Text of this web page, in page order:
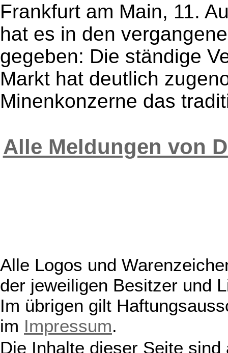
Frankfurt am Main, 11.
hat es in den
gegeben: Die ständige
Markt hat deutlich
Minenkonzerne das
Alle Meldungen von
Alle Logos und
der jeweiligen Besitzer und
Im übrigen gilt
im Impressum.
Die Inhalte dieser Seite